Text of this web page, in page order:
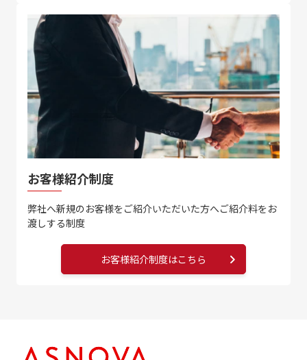
お客様紹介制度
弊社へ新規のお客様をご紹介いただいた方へご紹介料をお
渡しする制度
お客様紹介制度はこちら